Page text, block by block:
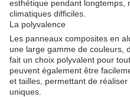
esthétique pendant longtemps,
climatiques difficiles.
La polyvalence
Les panneaux composites en
une large gamme de couleurs,
fait un choix polyvalent pour
peuvent également être
et tailles, permettant de
uniques.